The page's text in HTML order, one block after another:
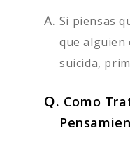
A. Si piensas
que alguien
suicida,
Q. Como